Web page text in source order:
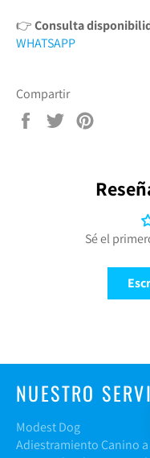
👉Consulta
WHATSAPP
Compartir
Compartir
Tuitear
Sé el
NUESTRO
Modest Dog
Adiestramiento Canino